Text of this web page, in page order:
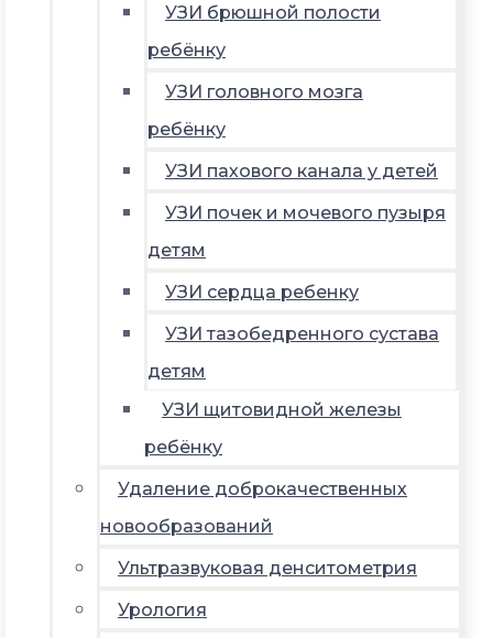
УЗИ брюшной полости
ребёнку
УЗИ головного мозга
ребёнку
УЗИ пахового канала у детей
УЗИ почек и мочевого пузыря
детям
УЗИ сердца ребенку
УЗИ тазобедренного сустава
детям
УЗИ щитовидной железы
ребёнку
Удаление доброкачественных
новообразований
Ультразвуковая денситометрия
Урология